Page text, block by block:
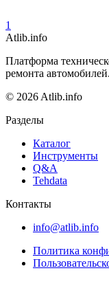
1
Atlib.info
Платформа
ремонта автомобилей.
© 2026 Atlib.info
Разделы
Каталог
Инструменты
Q&A
Tehdata
Контакты
info@atlib.info
Политика